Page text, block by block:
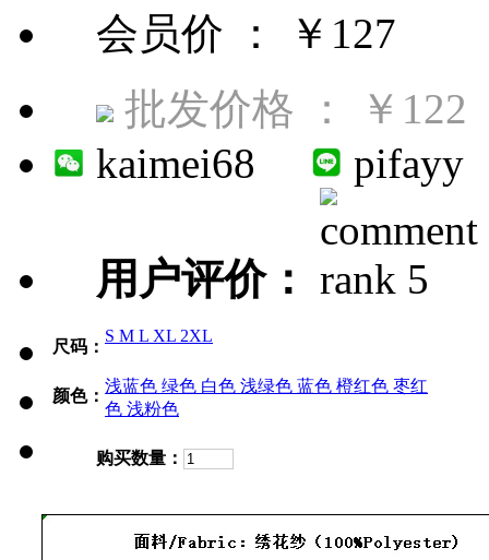
会员价 ：
￥127
批发价格 ：
￥122
kaimei68
pifayy
用户评价：
尺码：
S M L XL 2XL
颜色：
浅蓝色 绿色 白色 浅绿色 蓝色 橙红色 枣红
色 浅粉色
购买数量：